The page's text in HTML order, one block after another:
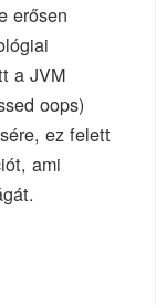
erősen
a JVM
oops)
ez felett
ami